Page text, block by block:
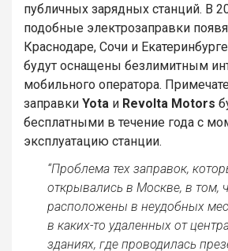
публичных зарядных станций. В
подобные электрозаправки
Краснодаре, Сочи и
будут оснащены безлимитным
мобильного оператора.
заправки Yota и Revolta Motors
бесплатными в течение года с
эксплуатацию станции.
“Проблема тех заправок,
открывались в Москве, в том,
расположены в неудобных
в каких-то удаленных от
зданиях, где проводилась